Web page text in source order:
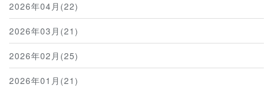
2026年04月(22)
2026年03月(21)
2026年02月(25)
2026年01月(21)